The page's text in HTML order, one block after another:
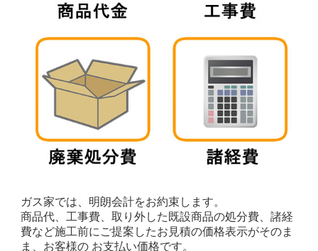
ガス家では、明朗会計をお約束します。
商品代、工事費、取り外した既設商品の処分費、諸経
費など施工前にご提案したお見積の価格表示がそのま
ま、お客様の お支払い価格です。